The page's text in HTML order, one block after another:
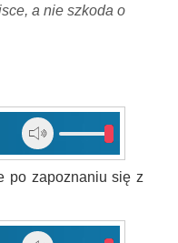
a nie szkoda o
po zapoznaniu się z